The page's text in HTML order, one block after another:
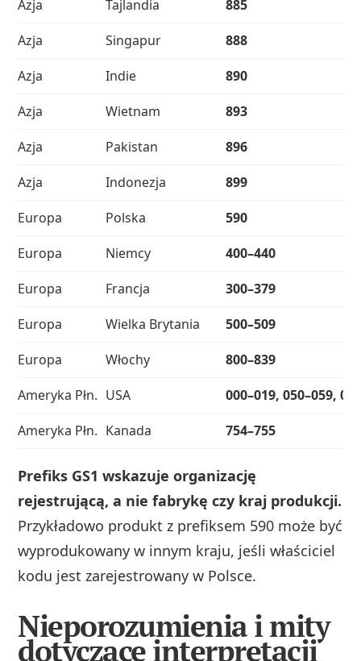
Azja Tajlandia
885
Azja
Singapur
888
Azja
Indie
890
Azja
Wietnam
893
Azja
Pakistan
896
Azja
Indonezja
899
Europa
Polska
590
Europa
Niemcy
400–440
Europa
Francja
300–379
Europa
Wielka Brytania
500–509
Europa
Włochy
800–839
Ameryka Płn. USA
000–019, 050–059,
Ameryka Płn. Kanada 754–755
Prefiks GS1 wskazuje organizację
rejestrującą, a nie fabrykę czy kraj produkcji.
Przykładowo produkt z prefiksem 590 może być
wyprodukowany w innym kraju, jeśli właściciel
kodu jest zarejestrowany w Polsce.
Nieporozumienia i mity
dotyczące interpretacji